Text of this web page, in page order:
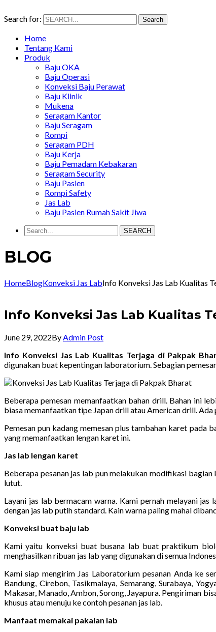
Search for: Search
Home
Tentang Kami
Produk
Baju OKA
Baju Operasi
Konveksi Baju Perawat
Baju Klinik
Mukena
Seragam Kantor
Baju Seragam
Rompi
Seragam PDH
Baju Kerja
Baju Pemadam Kebakaran
Seragam Security
Baju Pasien
Rompi Safety
Jas Lab
Baju Pasien Rumah Sakit Jiwa
SEARCH
BLOG
HomeBlogKonveksi Jas LabInfo Konveksi Jas Lab Kualitas
Info Konveksi Jas Lab Kualitas
June 29, 2022By Admin Post
Info Konveksi Jas Lab Kualitas Terjaga di Pakpak
digunakan buat kepentingan laboratorium. Sebagian
Beberapa pemesan memanfaatkan bahan drill. Bahan ini
biasa memanfaatkan tipe Japan drill atau American drill.
Pemesan pun kadang memesan plus tambahan karet pada
yang memanfaatkan lengan karet ini.
Jas lab lengan karet
Beberapa pesanan jas lab pun melakukan modifikasi
lutut.
Layani jas lab bermacam warna. Kami pernah melayani
dengan jas lab putih standard. Kain warna paling mahal
Konveksi buat baju lab
Kami yaitu konveksi buat busana lab buat praktikum
menghasilkan ribuan jas lab yang digunakan di semua
Kami siap mengirim Jas Laboratorium pesanan Anda ke
Bandung, Cirebon, Tasikmalaya, Semarang, Surabaya,
Makasar, Manado, Ambon, Sorong, Jayapura. Pengiriman
khusus atau menuju ke contoh pesanan jas lab.
Manfaat memakai pakaian lab